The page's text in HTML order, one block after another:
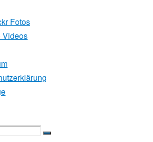
Fotos
Videos
Suche
Club Kit